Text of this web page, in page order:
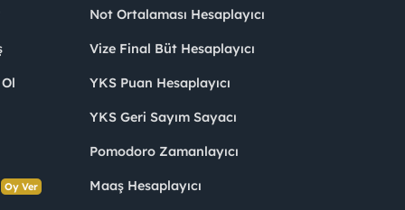
Oy Ver
Not Ortalaması Hesaplayıcı
Vize Final Büt Hesaplayıcı
YKS Puan Hesaplayıcı
YKS Geri Sayım Sayacı
Pomodoro Zamanlayıcı
Maaş Hesaplayıcı